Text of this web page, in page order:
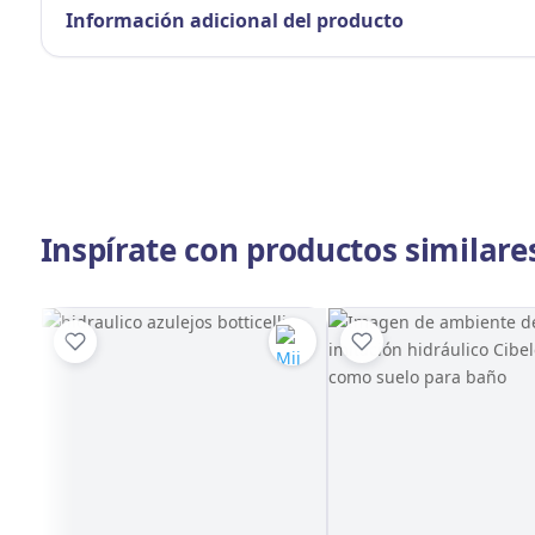
Información adicional del producto
Inspírate con productos